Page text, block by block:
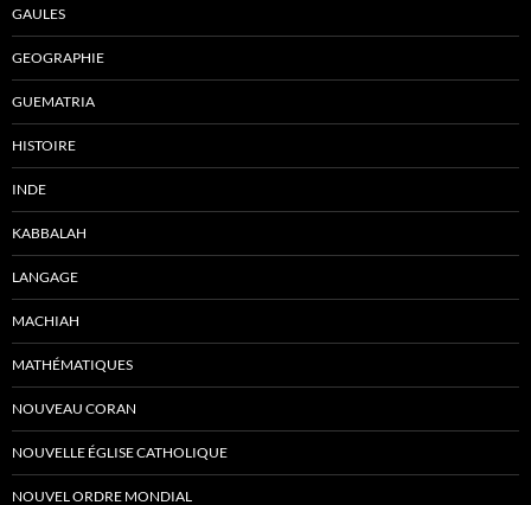
GAULES
GEOGRAPHIE
GUEMATRIA
HISTOIRE
INDE
KABBALAH
LANGAGE
MACHIAH
MATHÉMATIQUES
NOUVEAU CORAN
NOUVELLE ÉGLISE CATHOLIQUE
NOUVEL ORDRE MONDIAL